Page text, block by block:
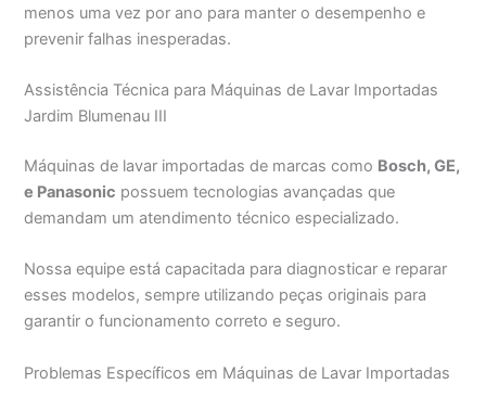
menos uma vez por ano para manter o desempenho e
prevenir falhas inesperadas.
Assistência Técnica para Máquinas de Lavar Importadas
Jardim Blumenau III
Máquinas de lavar importadas de marcas como Bosch, GE,
e Panasonic possuem tecnologias avançadas que
demandam um atendimento técnico especializado.
Nossa equipe está capacitada para diagnosticar e reparar
esses modelos, sempre utilizando peças originais para
garantir o funcionamento correto e seguro.
Problemas Específicos em Máquinas de Lavar Importadas